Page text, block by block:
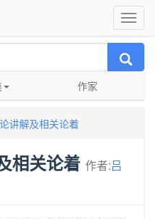
作家
讲解及相关论着
相关论着 作者:吕